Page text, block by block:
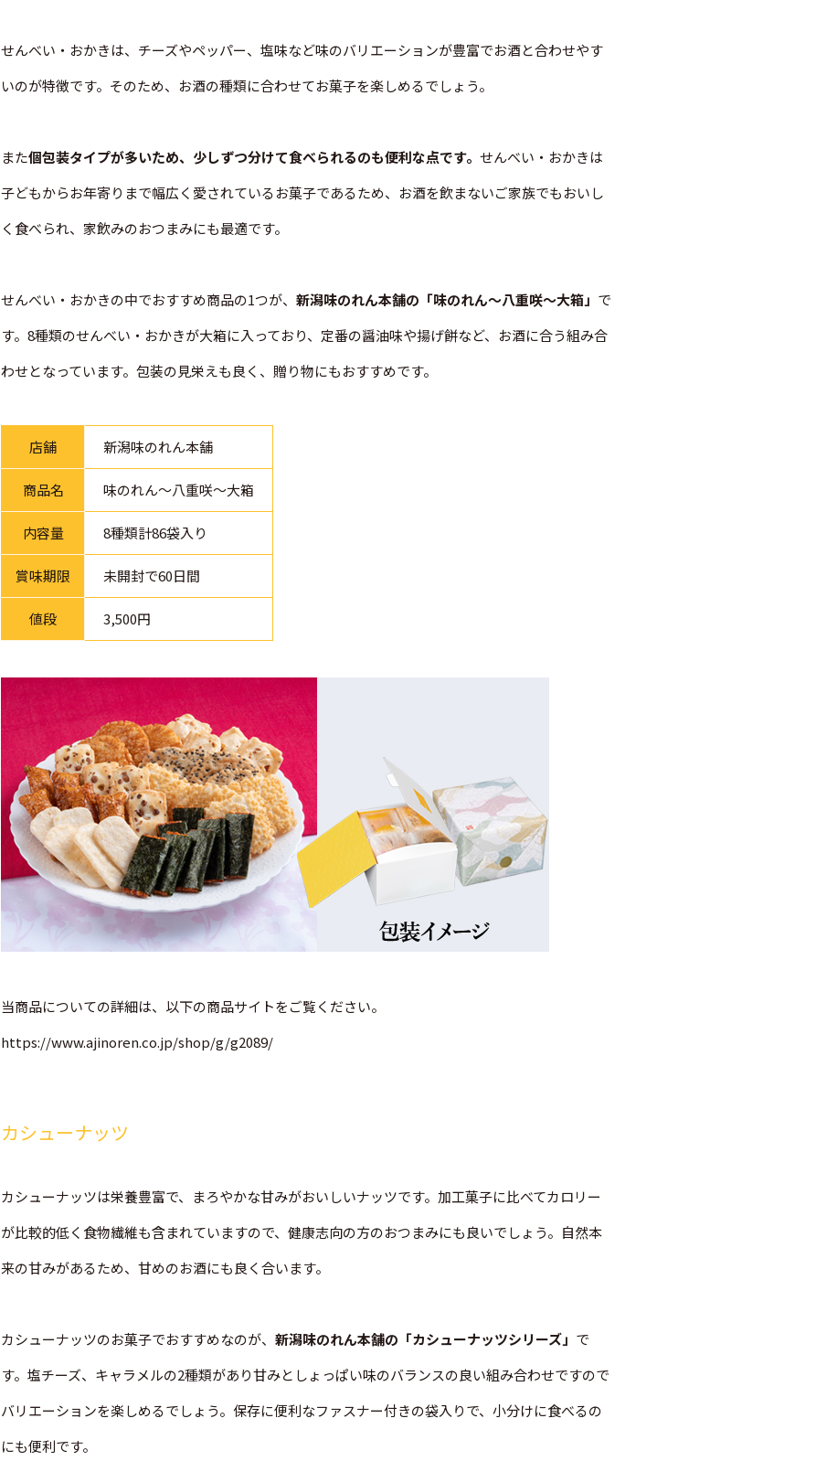
せんべい・おかきは、チーズやペッパー、塩味など味のバリエーションが豊富でお酒と合わせやす
いのが特徴です。そのため、お酒の種類に合わせてお菓子を楽しめるでしょう。
また個包装タイプが多いため、少しずつ分けて食べられるのも便利な点です。 せんべい・おかきは
子どもからお年寄りまで幅広く愛されているお菓子であるため、お酒を飲まないご家族でもおいし
く食べられ、家飲みのおつまみにも最適です。
せんべい・おかきの中でおすすめ商品の1つが、 新潟味のれん本舗の「味のれん～八重咲～大箱」 で
す。8種類のせんべい・おかきが大箱に入っており、定番の醤油味や揚げ餅など、お酒に合う組み合
わせとなっています。包装の見栄えも良く、贈り物にもおすすめです。
店舗 新潟味のれん本舗
商品名 味のれん～八重咲～大箱
内容量 8種類計86袋入り
賞味期限 未開封で60日間
値段 3,500円
当商品についての詳細は、以下の商品サイトをご覧ください。
https://www.ajinoren.co.jp/shop/g/g2089/
カシューナッツ
カシューナッツは栄養豊富で、まろやかな甘みがおいしいナッツです。加工菓子に比べてカロリー
が比較的低く食物繊維も含まれていますので、健康志向の方のおつまみにも良いでしょう。自然本
来の甘みがあるため、甘めのお酒にも良く合います。
カシューナッツのお菓子でおすすめなのが、 新潟味のれん本舗の「カシューナッツシリーズ」 で
す。塩チーズ、キャラメルの2種類があり甘みとしょっぱい味のバランスの良い組み合わせですので
バリエーションを楽しめるでしょう。保存に便利なファスナー付きの袋入りで、小分けに食べるの
にも便利です。